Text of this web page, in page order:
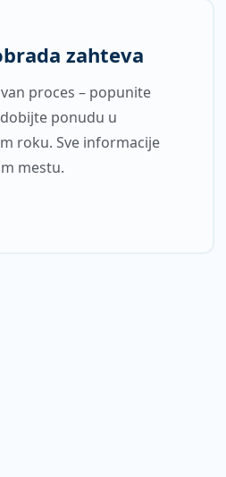
zahteva
proces – popunite
ponudu u
roku. Sve informacije
mestu.